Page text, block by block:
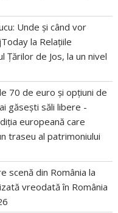
Unde și când vor
la Relațiile
Țărilor de Jos, la un nivel
70 de euro și opțiuni de
găsești săli libere -
europeană care
traseu al patrimoniului
scenă din România la
vreodată în România